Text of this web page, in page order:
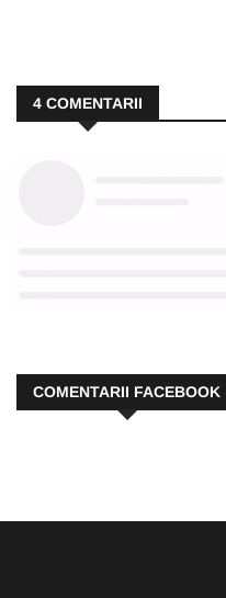
4 COMENTARII
COMENTARII FACEBOOK